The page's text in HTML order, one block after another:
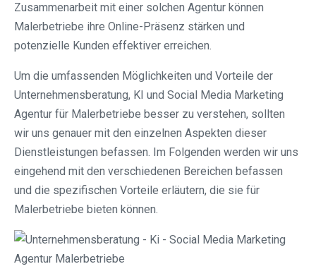
Zusammenarbeit mit einer solchen Agentur können
Malerbetriebe ihre Online-Präsenz stärken und
potenzielle Kunden effektiver erreichen.
Um die umfassenden Möglichkeiten und Vorteile der
Unternehmensberatung, KI und Social Media Marketing
Agentur für Malerbetriebe besser zu verstehen, sollten
wir uns genauer mit den einzelnen Aspekten dieser
Dienstleistungen befassen. Im Folgenden werden wir uns
eingehend mit den verschiedenen Bereichen befassen
und die spezifischen Vorteile erläutern, die sie für
Malerbetriebe bieten können.